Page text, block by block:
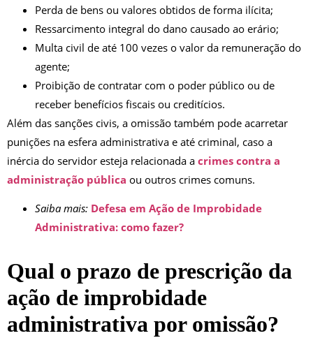
Perda de bens ou valores obtidos de forma ilícita;
Ressarcimento integral do dano causado ao erário;
Multa civil de até 100 vezes o valor da remuneração do
agente;
Proibição de contratar com o poder público ou de
receber benefícios fiscais ou creditícios.
Além das sanções civis, a omissão também pode acarretar
punições na esfera administrativa e até criminal, caso a
inércia do servidor esteja relacionada a crimes contra a
administração pública ou outros crimes comuns.
Saiba mais: Defesa em Ação de Improbidade
Administrativa: como fazer?
Qual o prazo de prescrição da
ação de improbidade
administrativa por omissão?